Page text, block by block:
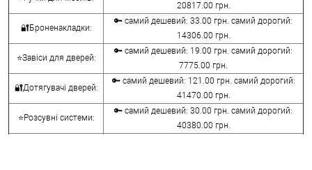
20817.00 грн.
🔐Броненакладки:
🔑 самий дешевий: 33.00 грн. самий дорогий:
14306.00 грн.
⭐Завіси для дверей:
🔑 самий дешевий: 19.00 грн. самий дорогий:
7775.00 грн.
🔐Дотягувачі дверей:
🔑 самий дешевий: 121.00 грн. самий дорогий:
41470.00 грн.
⭐Розсувні системи:
🔑 самий дешевий: 30.00 грн. самий дорогий:
40380.00 грн.